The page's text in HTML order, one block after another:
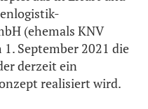
(ehemals KNV
September 2021 die
derzeit ein
realisiert wird.